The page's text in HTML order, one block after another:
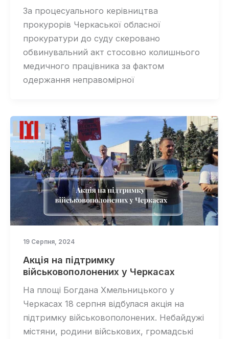
За процесуального керівництва
прокурорів Черкаської обласної
прокуратури до суду скеровано
обвинувальний акт стосовно колишнього
медичного працівника за фактом
одержання неправомірної
19 Серпня, 2024
Акція на підтримку
військовополонених у Черкасах
На площі Богдана Хмельницького у
Черкасах 18 серпня відбулася акція на
підтримку військовополонених. Небайдужі
містяни, родини військових, громадські